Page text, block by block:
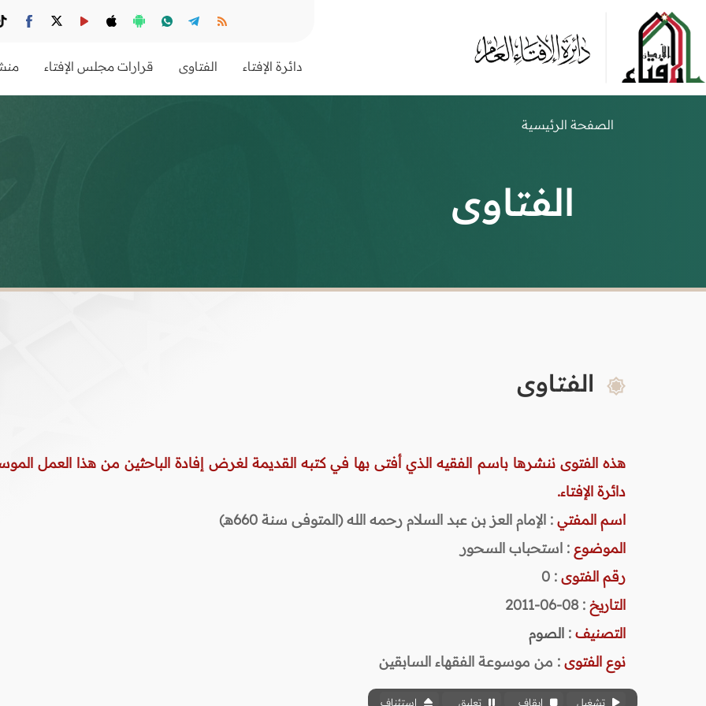
دائرة الإفتاء الفتاوى قرارات مجلس الإفتاء
الصفحة الرئيسية
الفتاوى
الفتاوى
هذه الفتوى ننشرها باسم الفقيه الذي أفتى بها في كتبه القديمة لغرض إفادة الباحثين من هذا العمل
دائرة الإفتاء.
اسم المفتي : الإمام العز بن عبد السلام رحمه الله (المتوفى سنة 660هـ)
الموضوع : استحباب السحور
رقم الفتوى :
0
التاريخ : 08-06-2011
التصنيف : الصوم
نوع الفتوى : من موسوعة الفقهاء السابقين
تشغيل إيقاف تعليق استئناف